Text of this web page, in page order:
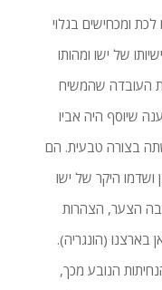
לכת ומכחישים בגלוי
של ישו ומהותו
העובדה שהמשיח
שיוסף היה אביו
בצורה טבעית. הם
היקר של ישו
הצער, הצהרות
בארצנו (הונגריה).
הנובע מכך,